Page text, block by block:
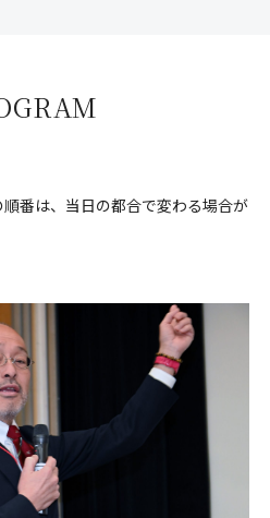
番は、当日の都合で変わる場合が